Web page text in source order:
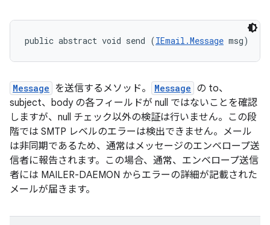
public abstract void send (IEmail.Message msg)
Message を送信するメソッド。 Message の to、
subject、body の各フィールドが null ではないことを確認
しますが、null チェック以外の検証は行いません。この段
階では SMTP レベルのエラーは検出できません。メール
は非同期であるため、通常はメッセージのエンベロープ送
信者に報告されます。この場合、通常、エンベロープ送信
者には MAILER-DAEMON からエラーの詳細が記載された
メールが届きます。